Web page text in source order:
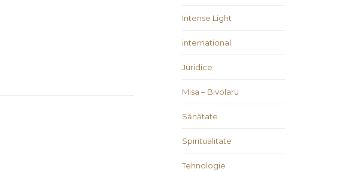
Intense Light
international
Juridice
Misa – Bivolaru
Sănătate
Spiritualitate
Tehnologie